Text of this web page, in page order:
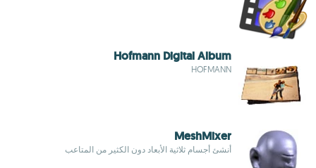
Hofmann Digital Album
HOFMANN
MeshMixer
أنشئ أجسام ثلاثية الأبعاد دون الكثير من المتاعب